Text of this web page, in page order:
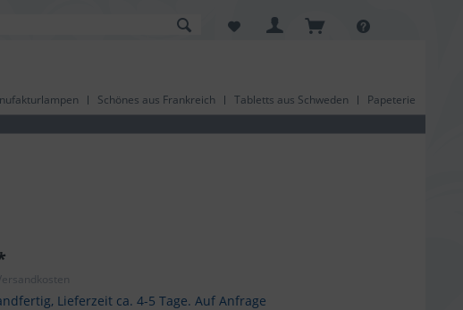
Schönes aus Frankreich Tabletts aus Schweden
Papeterie
Lieferzeit ca. 4-5 Tage. Auf Anfrage